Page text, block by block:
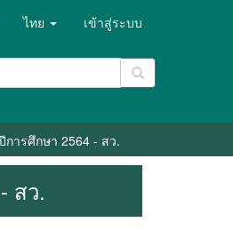
ไทย เข้าสู่ระบบ
การศึกษา 2564 - สว.
สว.